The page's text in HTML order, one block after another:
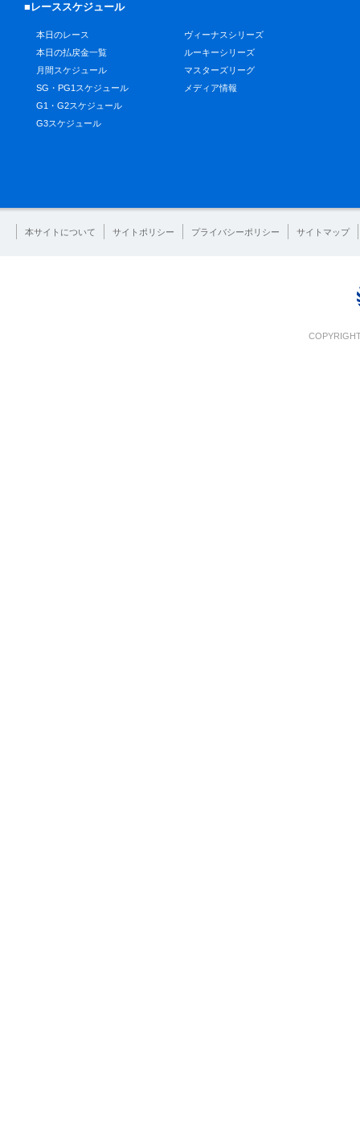
■レーススケジュール
本日のレース
本日の払戻金一覧
月間スケジュール
SG・PG1スケジュール
G1・G2スケジュール
G3スケジュール
ヴィーナスシリーズ
ルーキーシリーズ
マスターズリーグ
メディア情報
本サイトについて サイトポリシー プライバシーポリシー サイトマップ